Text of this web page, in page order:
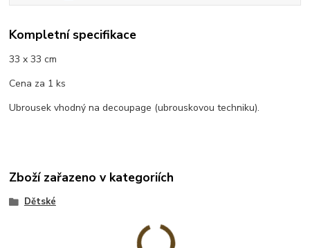
Kompletní specifikace
33 x 33 cm
Cena za 1 ks
Ubrousek vhodný na decoupage (ubrouskovou techniku).
Zboží zařazeno v kategoriích
Dětské